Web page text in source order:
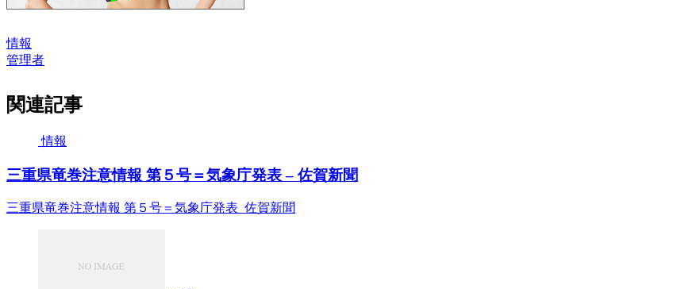
情報
管理者
関連記事
情報
三重県竜巻注意情報 第５号＝気象庁発表 – 佐賀新聞
三重県竜巻注意情報 第５号＝気象庁発表 佐賀新聞